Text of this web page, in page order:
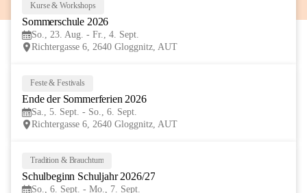
Kurse & Workshops
Sommerschule 2026
So., 23. Aug. - Fr., 4. Sept.
Richtergasse 6, 2640 Gloggnitz, AUT
Feste & Festivals
Ende der Sommerferien 2026
Sa., 5. Sept. - So., 6. Sept.
Richtergasse 6, 2640 Gloggnitz, AUT
Tradition & Brauchtum
Schulbeginn Schuljahr 2026/27
So., 6. Sept. - Mo., 7. Sept.